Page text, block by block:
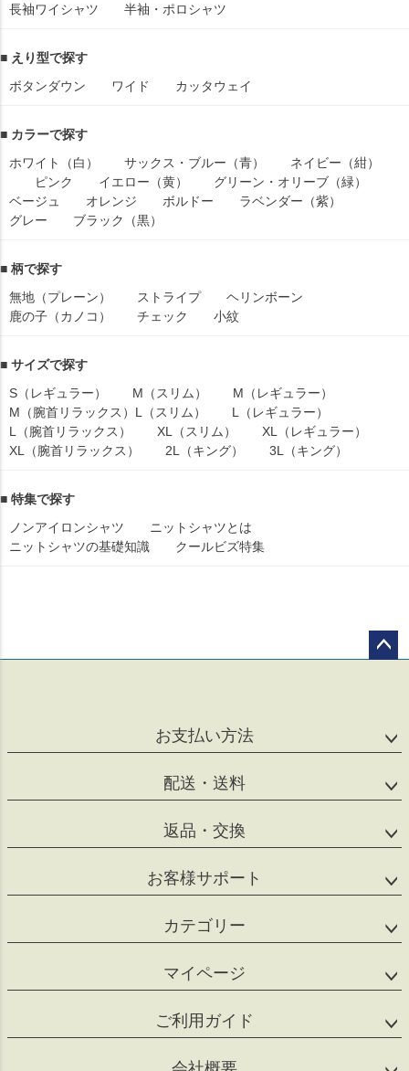
長袖ワイシャツ
半袖・ポロシャツ
■ えり型で探す
ボタンダウン
ワイド カッタウェイ
■ カラーで探す
ホワイト（白）
サックス・ブルー（青）
ネイビー（紺）
ピンク
イエロー（黄）
グリーン・オリーブ（緑）
ベージュ
オレンジ ボルドー
ラベンダー（紫）
グレー
ブラック（黒）
■ 柄で探す
無地（プレーン）
ストライプ
ヘリンボーン
鹿の子（カノコ）
チェック 小紋
■ サイズで探す
S（レギュラー）
M（スリム）
M（レギュラー）
M（腕首リラックス） L（スリム）
L（レギュラー）
L（腕首リラックス）
XL（スリム）
XL（レギュラー）
XL（腕首リラックス）
2L（キング） 3L（キング）
■ 特集で探す
ノンアイロンシャツ
ニットシャツとは
ニットシャツの基礎知識
クールビズ特集
お支払い方法
配送・送料
返品・交換
お客様サポート
カテゴリー
マイページ
ご利用ガイド